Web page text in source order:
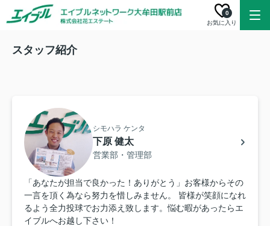
お気に入り
0
スタッフ紹介
シモハラ ケンタ
下原 健太
営業部・管理部
「あなたが担当で良かった！ありがとう」お客様からその
一言を頂く為なら努力を惜しみません。 皆様が笑顔になれ
るよう全力投球でお力添え致します。悩む暇があったらエ
イブルへお越し下さい！